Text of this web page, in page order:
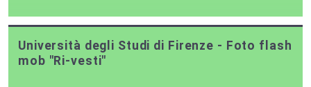
Università degli Studi di Firenze - Foto flash
mob "Ri-vesti"